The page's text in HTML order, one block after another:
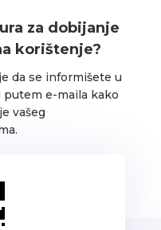
za dobijanje
korištenje?
da se informišete u
e-maila kako
vašeg